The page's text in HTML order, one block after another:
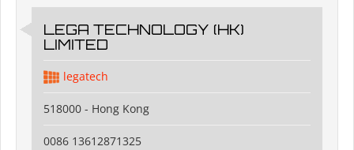
LEGA TECHNOLOGY (HK)
LIMITED
legatech
518000 - Hong Kong
0086 13612871325